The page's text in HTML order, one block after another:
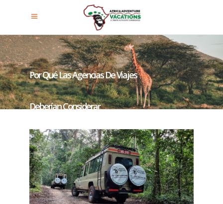
Por Qué Las Agencias De Viajes
Deberían Considerar
Promocionar Los Safaris En
Uganda